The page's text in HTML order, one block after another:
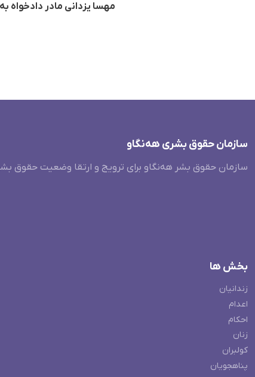
مهسا یزدانی مادر دادخواه به ١٣ سال حبس محکوم شد
سازمان حقوق بشری هەنگاو
سازمان حقوق بشر هه‌نگاو برای ترویج و ارتقا وضعیت حقوق
بخش ها
زندانیان
اعدام
احکام
زنان
کولبران
پناهجویان